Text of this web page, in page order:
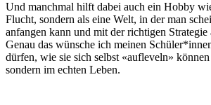
Und manchmal hilft dabei auch ein Hobby
Flucht, sondern als eine Welt, in der man
anfangen kann und mit der richtigen
Genau das wünsche ich meinen
dürfen, wie sie sich selbst «aufleveln»
sondern im echten Leben.